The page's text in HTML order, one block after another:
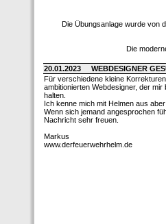
Die Übungsanlage wurde von
Die
20.01.2023
WEBDESIGNER
Für verschiedene kleine
ambitionierten Webdesigner, der
halten.
Ich kenne mich mit Helmen aus
Wenn sich jemand angesprochen
Nachricht sehr freuen.
Markus
www.derfeuerwehrhelm.de